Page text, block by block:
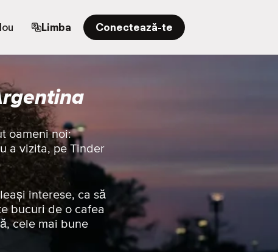
Limba Conectează-te
oameni noi:
a vizita, pe Tinder
interese, ca să
bucuri de o cafea
cele mai bune